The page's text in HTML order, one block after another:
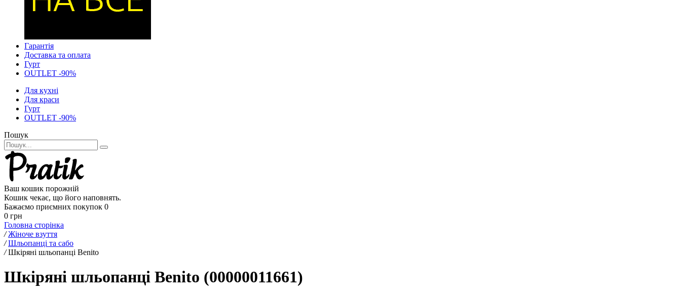
Гарантія
Доставка та оплата
Гурт
OUTLET -90%
Для кухні
Для краси
Гурт
OUTLET -90%
Пошук
Ваш кошик порожній
Кошик чекає, що його наповнять.
Бажаємо приємних покупок 0
0 грн
Головна сторінка
/ Жіноче взуття
/ Шльопанці та сабо
/ Шкіряні шльопанці Benito
Шкіряні шльопанці Benito (00000011661)